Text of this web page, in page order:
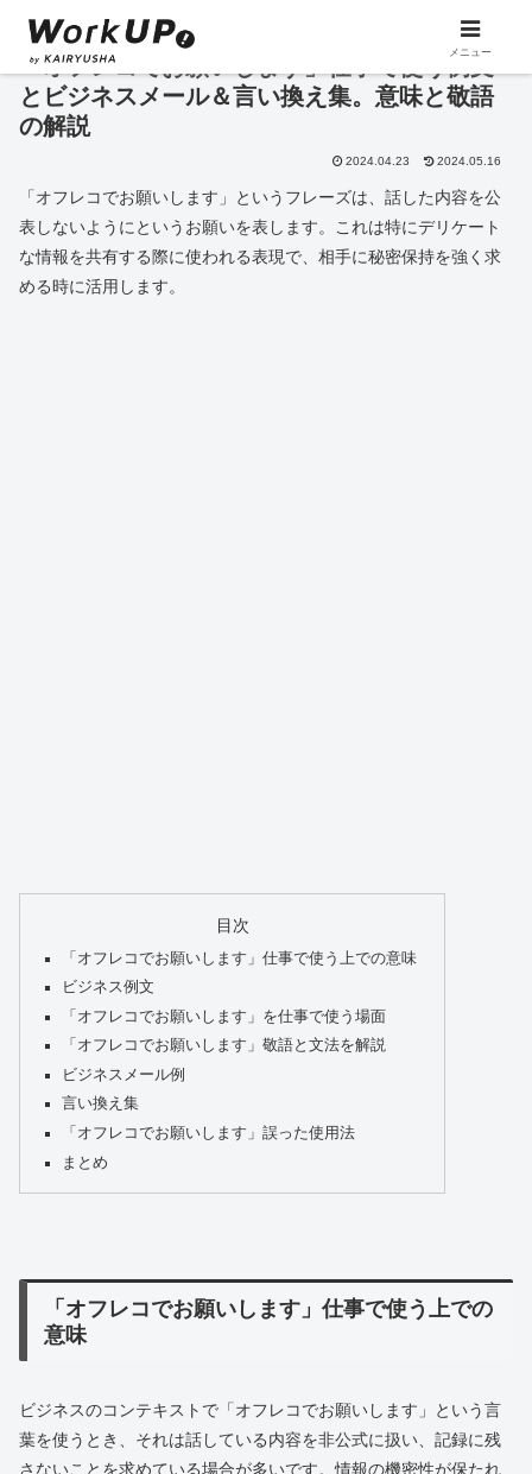
「オフレコでお願いします」仕事で使う例文
とビジネスメール＆言い換え集。意味と敬語
の解説
2024.04.23 2024.05.16
「オフレコでお願いします」というフレーズは、話した内容を公
表しないようにというお願いを表します。これは特にデリケート
な情報を共有する際に使われる表現で、相手に秘密保持を強く求
める時に活用します。
目次
「オフレコでお願いします」仕事で使う上での意味
ビジネス例文
「オフレコでお願いします」を仕事で使う場面
「オフレコでお願いします」敬語と文法を解説
ビジネスメール例
言い換え集
「オフレコでお願いします」誤った使用法
まとめ
「オフレコでお願いします」仕事で使う上での
意味
ビジネスのコンテキストで「オフレコでお願いします」という言
葉を使うとき、それは話している内容を非公式に扱い、記録に残
さないことを求めている場合が多いです。情報の機密性が保たれ
メニュー